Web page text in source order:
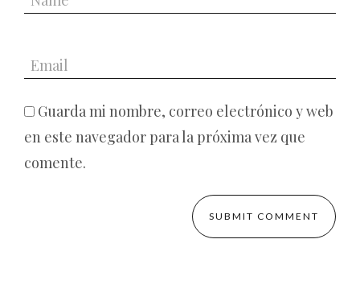
Guarda mi nombre, correo electrónico y web
en este navegador para la próxima vez que
comente.